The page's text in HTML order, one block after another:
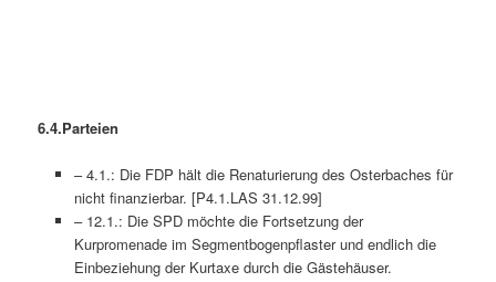
– 4.1.: Die FDP hält die Renaturierung des Osterbaches für
nicht finanzierbar. [P4.1.LAS 31.12.99]
– 12.1.: Die SPD möchte die Fortsetzung der
Kurpromenade im Segmentbogenpflaster und endlich die
Einbeziehung der Kurtaxe durch die Gästehäuser.